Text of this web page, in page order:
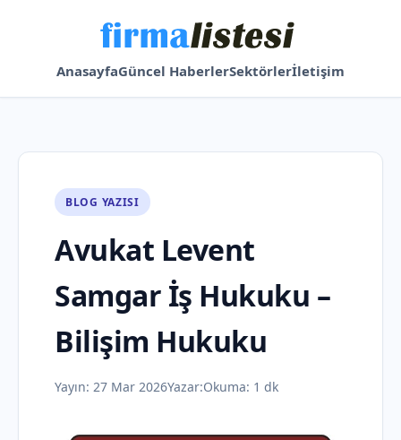
AnasayfaGüncel HaberlerSektörlerİletişim
BLOG YAZISI
Avukat Levent
Samgar İş Hukuku –
Bilişim Hukuku
Yayın: 27 Mar 2026Yazar:Okuma: 1 dk